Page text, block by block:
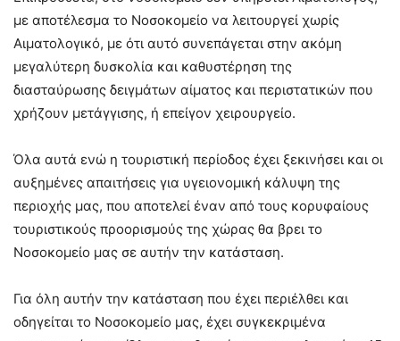
με αποτέλεσμα το Νοσοκομείο να λειτουργεί χωρίς
Αιματολογικό, με ότι αυτό συνεπάγεται στην ακόμη
μεγαλύτερη δυσκολία και καθυστέρηση της
διασταύρωσης δειγμάτων αίματος και περιστατικών που
χρήζουν μετάγγισης, ή επείγον χειρουργείο.
Όλα αυτά ενώ η τουριστική περίοδος έχει ξεκινήσει και οι
αυξημένες απαιτήσεις για υγειονομική κάλυψη της
περιοχής μας, που αποτελεί έναν από τους κορυφαίους
τουριστικούς προορισμούς της χώρας θα βρει το
Νοσοκομείο μας σε αυτήν την κατάσταση.
Για όλη αυτήν την κατάσταση που έχει περιέλθει και
οδηγείται το Νοσοκομείο μας, έχει συγκεκριμένα